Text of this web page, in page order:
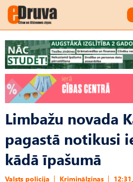
Limbažu novada
pagastā notikusi
kādā īpašumā
Valsts policija Kriminālziņas